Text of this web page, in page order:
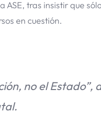
ASE, tras insistir que
en cuestión.
no el Estado”,